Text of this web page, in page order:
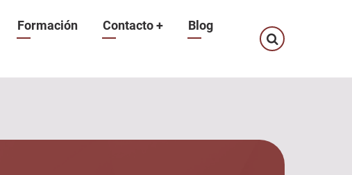
Formación Contacto+
Blog